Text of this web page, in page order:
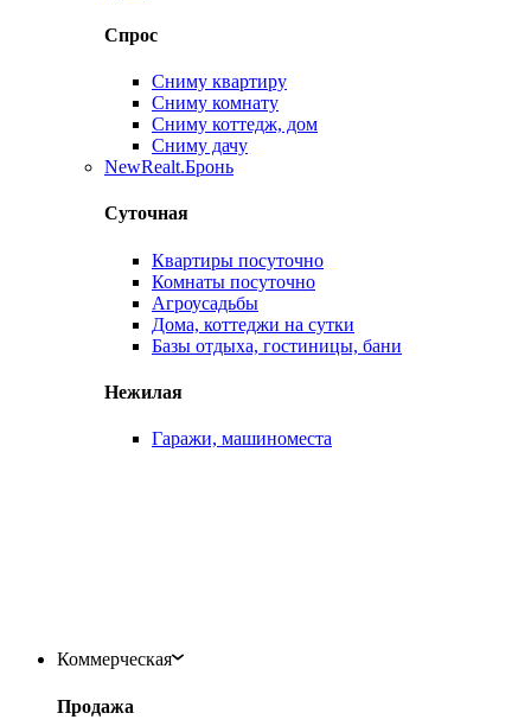
Спрос
Сниму квартиру
Сниму комнату
Сниму коттедж, дом
Сниму дачу
NewRealt.Бронь
Суточная
Квартиры посуточно
Комнаты посуточно
Агроусадьбы
Дома, коттеджи на сутки
Базы отдыха, гостиницы, бани
Нежилая
Гаражи, машиноместа
Коммерческая
Продажа